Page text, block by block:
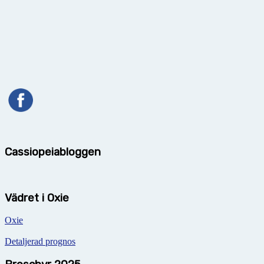
Cassiopeiabloggen
Vädret i Oxie
Oxie
Detaljerad prognos